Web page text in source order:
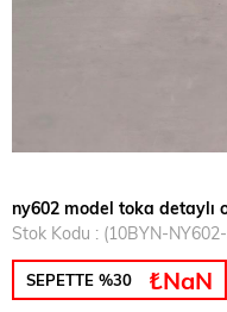
ny602 model toka detaylı
Stok Kodu
(10BYN-
SEPETTE %30 ₺NaN